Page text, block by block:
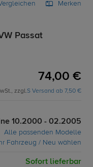
Merken
Passat
74,00 €
zzgl.S Versand ab 7,50 €
10.2000 - 02.2005
Alle passenden Modelle
Fahrzeug / Neu wählen
Sofort lieferbar